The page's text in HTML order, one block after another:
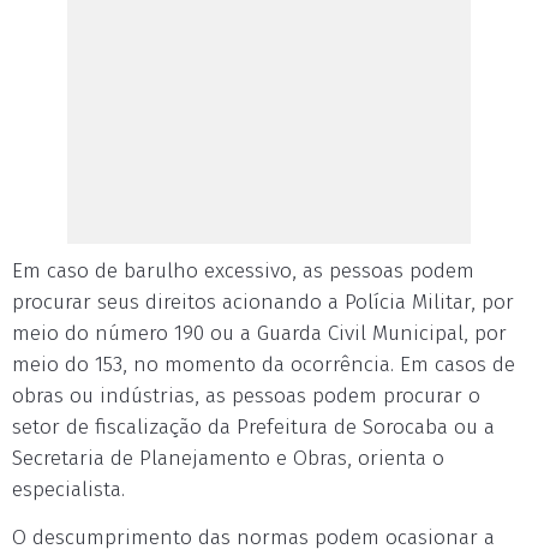
Em caso de barulho excessivo, as pessoas podem
procurar seus direitos acionando a Polícia Militar, por
meio do número 190 ou a Guarda Civil Municipal, por
meio do 153, no momento da ocorrência. Em casos de
obras ou indústrias, as pessoas podem procurar o
setor de fiscalização da Prefeitura de Sorocaba ou a
Secretaria de Planejamento e Obras, orienta o
especialista.
O descumprimento das normas podem ocasionar a